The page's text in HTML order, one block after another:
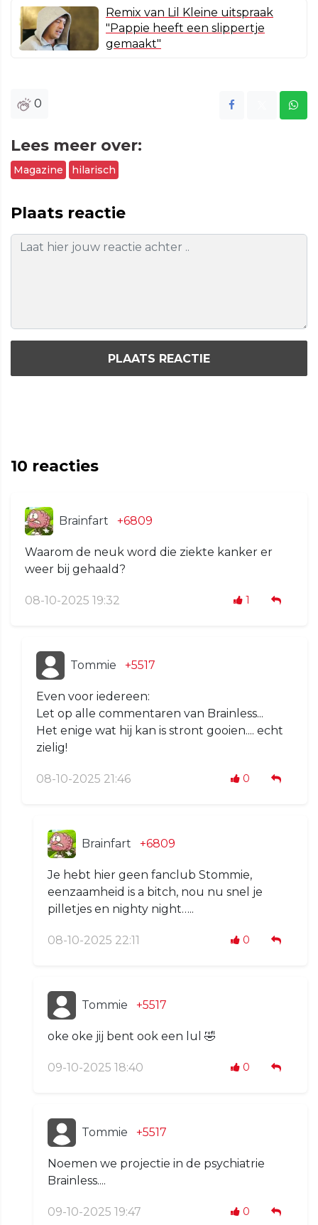
Remix van Lil Kleine uitspraak
"Pappie heeft een slippertje
gemaakt"
0
Lees meer over:
Magazine hilarisch
Plaats reactie
PLAATS REACTIE
10 reacties
Brainfart +6809
Waarom de neuk word die ziekte kanker er
weer bij gehaald?
08-10-2025 19:32 1
Tommie +5517
Even voor iedereen:
Let op alle commentaren van Brainless...
Het enige wat hij kan is stront gooien.... echt
zielig!
08-10-2025 21:46 0
Brainfart +6809
Je hebt hier geen fanclub Stommie,
eenzaamheid is a bitch, nou nu snel je
pilletjes en nighty night…..
08-10-2025 22:11 0
Tommie +5517
oke oke jij bent ook een lul 🤣
09-10-2025 18:40 0
Tommie +5517
Noemen we projectie in de psychiatrie
Brainless....
09-10-2025 19:47 0